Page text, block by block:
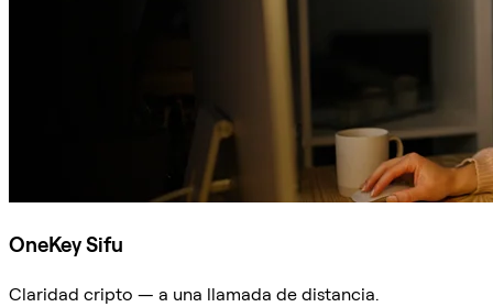
OneKey Sifu
Claridad cripto — a una llamada de distancia.